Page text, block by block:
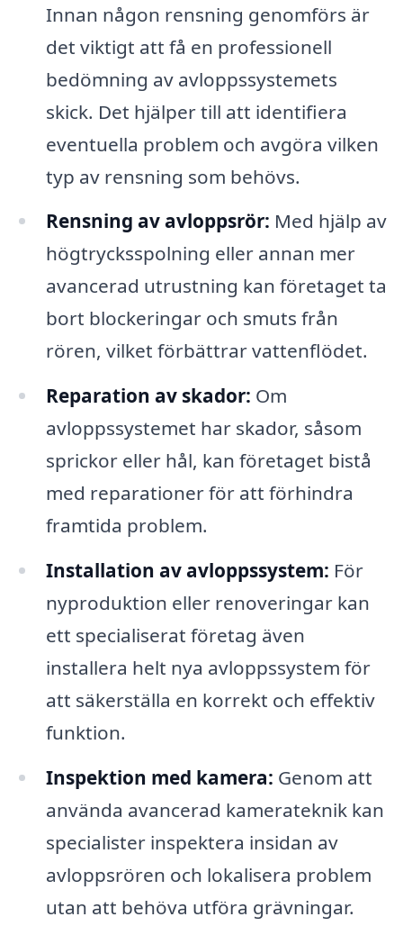
Innan någon rensning genomförs är
det viktigt att få en professionell
bedömning av avloppssystemets
skick. Det hjälper till att identifiera
eventuella problem och avgöra vilken
typ av rensning som behövs.
Rensning av avloppsrör: Med hjälp av
högtrycksspolning eller annan mer
avancerad utrustning kan företaget ta
bort blockeringar och smuts från
rören, vilket förbättrar vattenflödet.
Reparation av skador: Om
avloppssystemet har skador, såsom
sprickor eller hål, kan företaget bistå
med reparationer för att förhindra
framtida problem.
Installation av avloppssystem: För
nyproduktion eller renoveringar kan
ett specialiserat företag även
installera helt nya avloppssystem för
att säkerställa en korrekt och effektiv
funktion.
Inspektion med kamera: Genom att
använda avancerad kamerateknik kan
specialister inspektera insidan av
avloppsrören och lokalisera problem
utan att behöva utföra grävningar.